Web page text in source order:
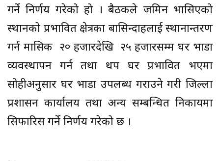
गर्ने निर्णय गरेको हो । बैठकले जमिन भासिएको
स्थानको प्रभावित क्षेत्रका बासिन्दाहरुलाई स्थानान्तरण
गर्न मासिक रु २० हजारदेखि रु २५ हजारसम्म घर भाडा
व्यवस्थापन गर्न तथा थप घर प्रभावित भएमा
सोहीअनुसार घर भाडा उपलब्ध गराउने गरी जिल्ला
प्रशासन कार्यालय तथा अन्य सम्बन्धित निकायमा
सिफारिस गर्ने निर्णय गरेको छ ।